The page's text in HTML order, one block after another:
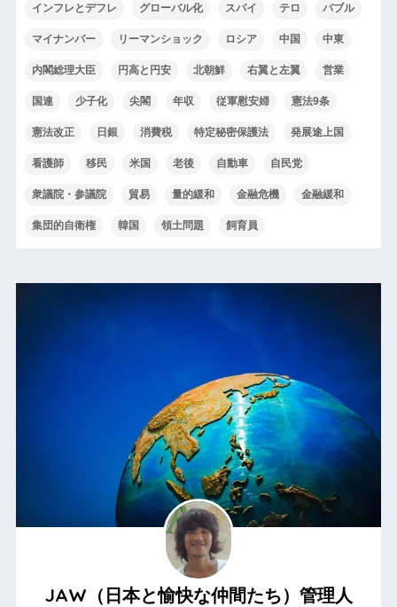
インフレとデフレ グローバル化 スパイ テロ バブル
マイナンバー リーマンショック ロシア 中国 中東
内閣総理大臣 円高と円安 北朝鮮 右翼と左翼 営業
国連 少子化 尖閣 年収 従軍慰安婦 憲法9条
憲法改正 日銀 消費税 特定秘密保護法 発展途上国
看護師 移民 米国 老後 自動車 自民党
衆議院・参議院 貿易 量的緩和 金融危機 金融緩和
集団的自衛権 韓国 領土問題 飼育員
JAW（日本と愉快な仲間たち）管理人